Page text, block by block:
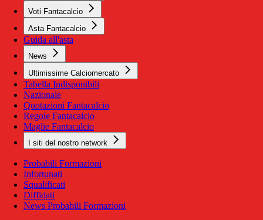
Voti Fantacalcio
Asta Fantacalcio
Guida all'asta
News
Ultimissime Calciomercato
Tabella Indisponibili
Nazionale
Quotazioni Fantacalcio
Regole Fantacalcio
Maglie Fantacalcio
I siti del nostro network
Probabili Formazioni
Infortunati
Squalificati
Diffidati
News Probabili Formazioni